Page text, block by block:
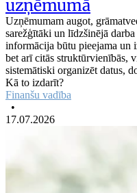
uzņēmumā
Uzņēmumam augot,
sarežģītāki un līdzšinējā
informācija būtu pieejama un
bet arī citās struktūrvienībās,
sistemātiski organizēt datus,
Kā to izdarīt?
Finanšu vadība
•
17.07.2026